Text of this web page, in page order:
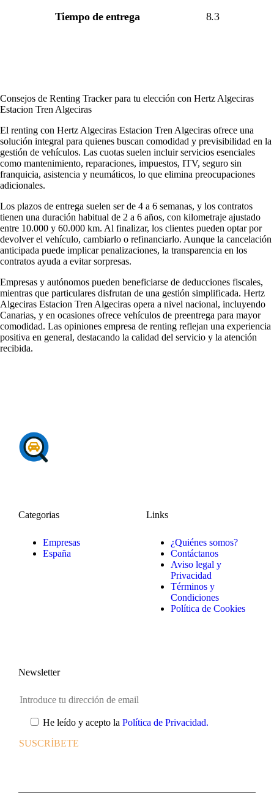
Tiempo de entrega 8.3
Consejos de Renting Tracker para tu elección con Hertz Algeciras
Estacion Tren Algeciras
El renting con Hertz Algeciras Estacion Tren Algeciras ofrece una
solución integral para quienes buscan comodidad y previsibilidad en la
gestión de vehículos. Las cuotas suelen incluir servicios esenciales
como mantenimiento, reparaciones, impuestos, ITV, seguro sin
franquicia, asistencia y neumáticos, lo que elimina preocupaciones
adicionales.
Los plazos de entrega suelen ser de 4 a 6 semanas, y los contratos
tienen una duración habitual de 2 a 6 años, con kilometraje ajustado
entre 10.000 y 60.000 km. Al finalizar, los clientes pueden optar por
devolver el vehículo, cambiarlo o refinanciarlo. Aunque la cancelación
anticipada puede implicar penalizaciones, la transparencia en los
contratos ayuda a evitar sorpresas.
Empresas y autónomos pueden beneficiarse de deducciones fiscales,
mientras que particulares disfrutan de una gestión simplificada. Hertz
Algeciras Estacion Tren Algeciras opera a nivel nacional, incluyendo
Canarias, y en ocasiones ofrece vehículos de preentrega para mayor
comodidad. Las opiniones empresa de renting reflejan una experiencia
positiva en general, destacando la calidad del servicio y la atención
recibida.
Categorias
Empresas
España
Links
¿Quiénes somos?
Contáctanos
Aviso legal y
Privacidad
Términos y
Condiciones
Política de Cookies
Newsletter
He leído y acepto la Política de Privacidad.